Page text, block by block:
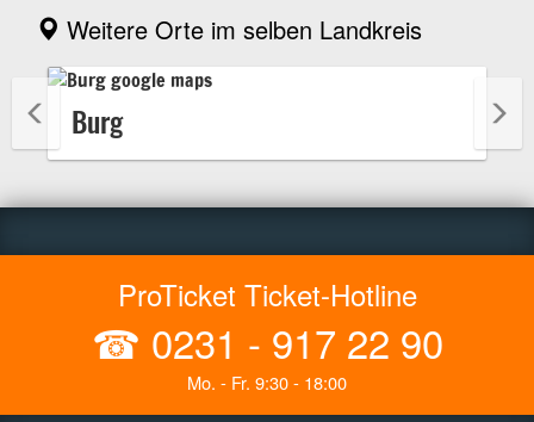
Weitere Orte im selben Landkreis
Burg
ProTicket Ticket-Hotline
☎ 0231 - 917 22 90
Mo. - Fr. 9:30 - 18:00